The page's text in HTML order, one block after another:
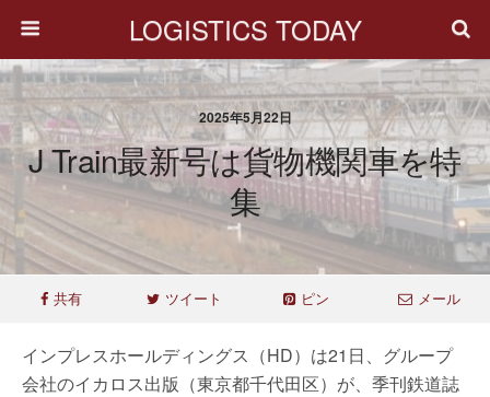
LOGISTICS TODAY
2025年5月22日
J Train最新号は貨物機関車を特
集
共有 ツイート ピン メール
インプレスホールディングス（HD）は21日、グループ
会社のイカロス出版（東京都千代田区）が、季刊鉄道誌